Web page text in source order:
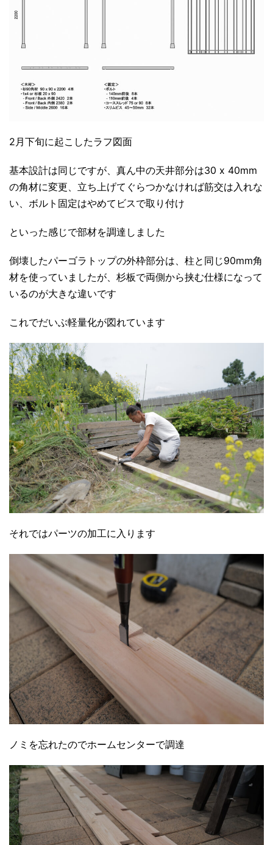
2月下旬に起こしたラフ図面
基本設計は同じですが、真ん中の天井部分は30 x 40mm
の角材に変更、立ち上げてぐらつかなければ筋交は入れな
い、ボルト固定はやめてビスで取り付け
といった感じで部材を調達しました
倒壊したパーゴラトップの外枠部分は、柱と同じ90mm角
材を使っていましたが、杉板で両側から挟む仕様になって
いるのが大きな違いです
これでだいぶ軽量化が図れています
それではパーツの加工に入ります
ノミを忘れたのでホームセンターで調達